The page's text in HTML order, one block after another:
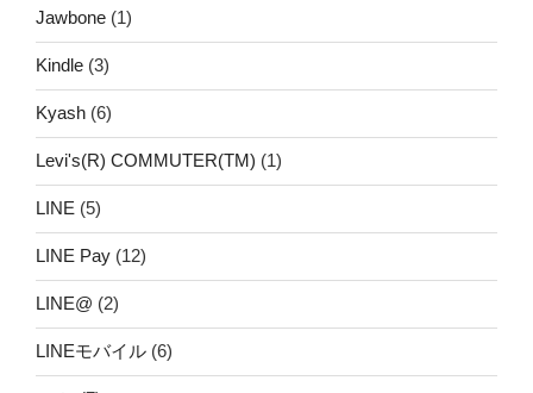
Jawbone (1)
Kindle (3)
Kyash (6)
Levi's(R) COMMUTER(TM) (1)
LINE (5)
LINE Pay (12)
LINE@ (2)
LINEモバイル (6)